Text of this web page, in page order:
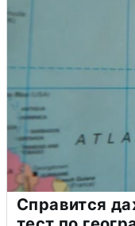
Справится